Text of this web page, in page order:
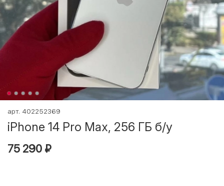
арт. 402252369
iPhone 14 Pro Max, 256 ГБ б/у
75 290 ₽